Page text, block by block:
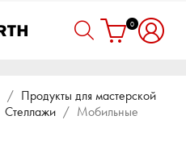
0
Продукты для мастерской
Стеллажи
Мобильные